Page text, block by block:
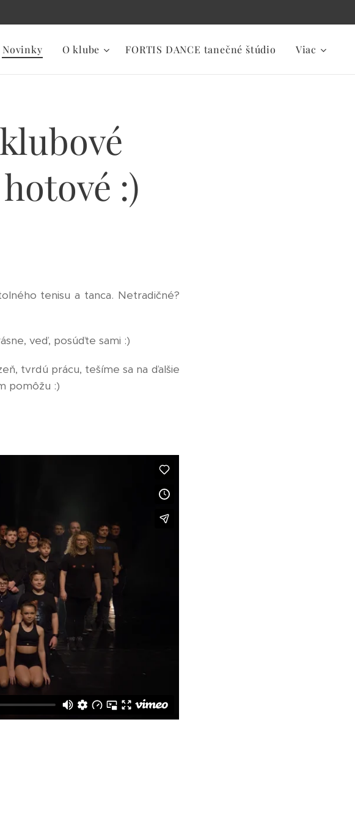
Novinky O klube FORTIS DANCE tanečné štúdio Viac
:)
tenisu a tanca. Netradičné?
veď, posúďte sami :)
tvrdú prácu, tešíme sa na ďalšie
pomôžu :)